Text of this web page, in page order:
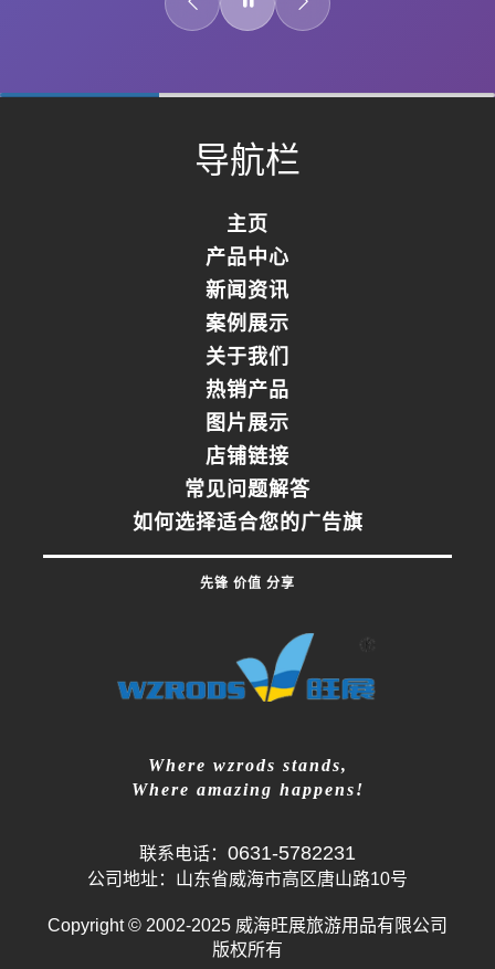
0%
导航栏
主页
产品中心
新闻资讯
案例展示
关于我们
热销产品
图片展示
店铺链接
常见问题解答
如何选择适合您的广告旗
先锋 价值 分享
Where wzrods stands,
Where amazing happens!
联系电话： 0631-5782231
公司地址：山东省威海市高区唐山路10号
Copyright © 2002-2025 威海旺展旅游用品有限公司
版权所有